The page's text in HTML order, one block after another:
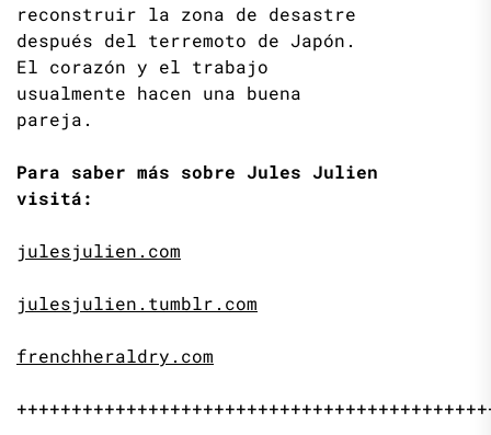
reconstruir la zona de desastre
después del terremoto de Japón.
El corazón y el trabajo
usualmente hacen una buena
pareja.
Para saber más sobre Jules Julien
visitá:
julesjulien.com
julesjulien.tumblr.com
frenchheraldry.com